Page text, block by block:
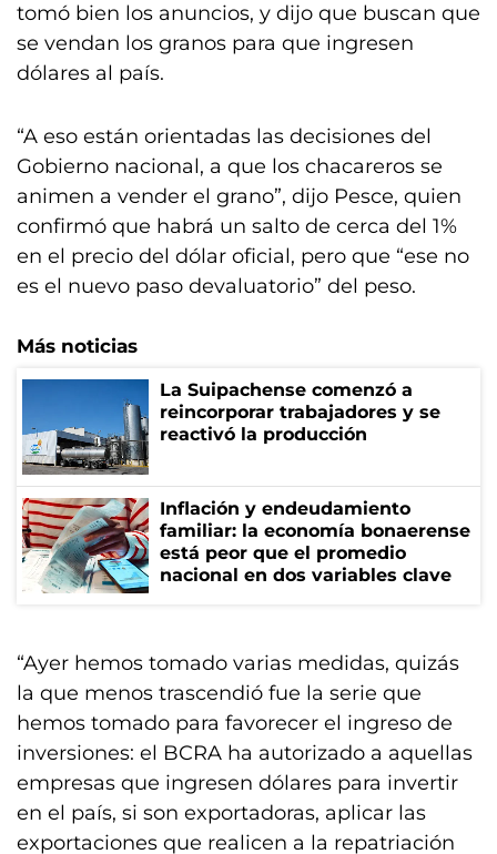
tomó bien los anuncios, y dijo que buscan que
se vendan los granos para que ingresen
dólares al país.
“A eso están orientadas las decisiones del
Gobierno nacional, a que los chacareros se
animen a vender el grano”, dijo Pesce, quien
confirmó que habrá un salto de cerca del 1%
en el precio del dólar oficial, pero que “ese no
es el nuevo paso devaluatorio” del peso.
Más noticias
La Suipachense comenzó a
reincorporar trabajadores y se
reactivó la producción
Inflación y endeudamiento
familiar: la economía bonaerense
está peor que el promedio
nacional en dos variables clave
“Ayer hemos tomado varias medidas, quizás
la que menos trascendió fue la serie que
hemos tomado para favorecer el ingreso de
inversiones: el BCRA ha autorizado a aquellas
empresas que ingresen dólares para invertir
en el país, si son exportadoras, aplicar las
exportaciones que realicen a la repatriación